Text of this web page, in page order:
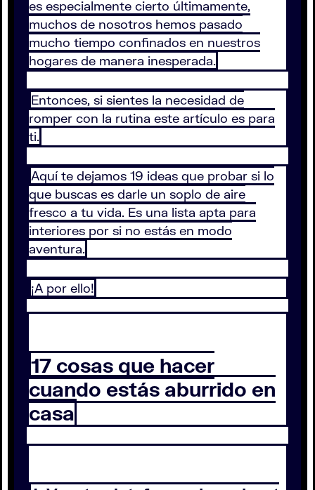
es especialmente cierto últimamente,
muchos de nosotros hemos pasado
mucho tiempo confinados en nuestros
hogares de manera inesperada.
Entonces, si sientes la necesidad de
romper con la rutina este artículo es para
ti.
Aquí te dejamos 19 ideas que probar si lo
que buscas es darle un soplo de aire
fresco a tu vida. Es una lista apta para
interiores por si no estás en modo
aventura.
¡A por ello!
17 cosas que hacer
cuando estás aburrido en
casa